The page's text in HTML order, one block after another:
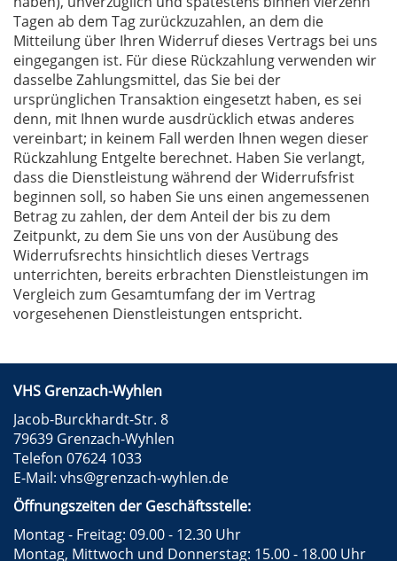
Tagen ab dem Tag zurückzuzahlen, an dem die
Mitteilung über Ihren Widerruf dieses Vertrags bei uns
eingegangen ist. Für diese Rückzahlung verwenden wir
dasselbe Zahlungsmittel, das Sie bei der
ursprünglichen Transaktion eingesetzt haben, es sei
denn, mit Ihnen wurde ausdrücklich etwas anderes
vereinbart; in keinem Fall werden Ihnen wegen dieser
Rückzahlung Entgelte berechnet. Haben Sie verlangt,
dass die Dienstleistung während der Widerrufsfrist
beginnen soll, so haben Sie uns einen angemessenen
Betrag zu zahlen, der dem Anteil der bis zu dem
Zeitpunkt, zu dem Sie uns von der Ausübung des
Widerrufsrechts hinsichtlich dieses Vertrags
unterrichten, bereits erbrachten Dienstleistungen im
Vergleich zum Gesamtumfang der im Vertrag
vorgesehenen Dienstleistungen entspricht.
VHS Grenzach-Wyhlen
Jacob-Burckhardt-Str. 8
79639 Grenzach-Wyhlen
Telefon 07624 1033
E-Mail: vhs@grenzach-wyhlen.de
Öffnungszeiten der Geschäftsstelle:
Montag - Freitag: 09.00 - 12.30 Uhr
Montag, Mittwoch und Donnerstag: 15.00 - 18.00 Uhr